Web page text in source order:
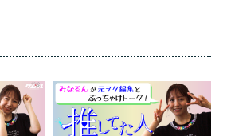
死にゲー 死亡
死後出版
コ 江畠由佳梨
池澤春菜